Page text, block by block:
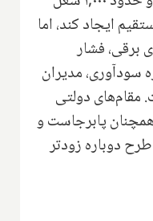
ایجاد کند، اما
برقی، فشار
سودآوری، مدیران
مقام‌های دولتی
پابرجاست و
طرح دوباره زودتر